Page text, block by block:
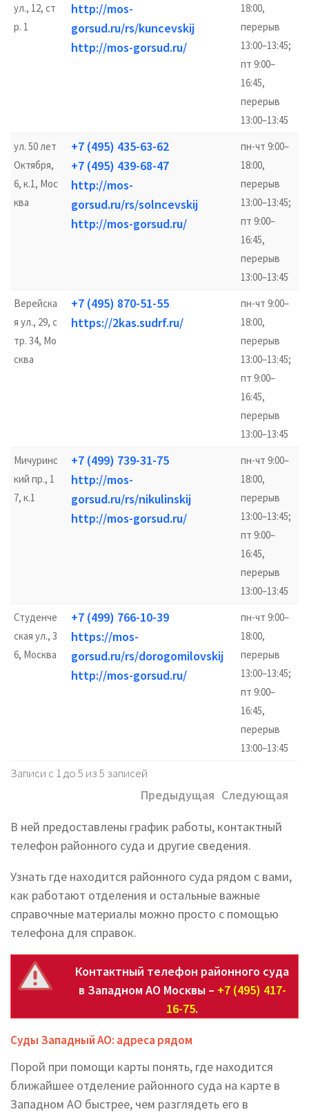
ул., 12, ст
р. 1
http://mos-
gorsud.ru/rs/kuncevskij
http://mos-gorsud.ru/
18:00,
перерыв
13:00–13:45;
пт 9:00–
16:45,
перерыв
13:00–13:45
ул. 50 лет
Октября,
6, к.1, Мос
ква
+7 (495) 435-63-62
+7 (495) 439-68-47
http://mos-
gorsud.ru/rs/solncevskij
http://mos-gorsud.ru/
пн-чт 9:00–
18:00,
перерыв
13:00–13:45;
пт 9:00–
16:45,
перерыв
13:00–13:45
Верейска
я ул., 29, с
тр. 34, Мо
сква
+7 (495) 870-51-55
https://2kas.sudrf.ru/
пн-чт 9:00–
18:00,
перерыв
13:00–13:45;
пт 9:00–
16:45,
перерыв
13:00–13:45
Мичуринс
кий пр., 1
7, к.1
+7 (499) 739-31-75
http://mos-
gorsud.ru/rs/nikulinskij
http://mos-gorsud.ru/
пн-чт 9:00–
18:00,
перерыв
13:00–13:45;
пт 9:00–
16:45,
перерыв
13:00–13:45
Студенче
ская ул., 3
6, Москва
+7 (499) 766-10-39
https://mos-
gorsud.ru/rs/dorogomilovskij
http://mos-gorsud.ru/
пн-чт 9:00–
18:00,
перерыв
13:00–13:45;
пт 9:00–
16:45,
перерыв
13:00–13:45
Записи с 1 до 5 из 5 записей
Предыдущая Следующая
В ней предоставлены график работы, контактный
телефон районного суда и другие сведения.
Узнать где находится районного суда рядом с вами,
как работают отделения и остальные важные
справочные материалы можно просто с помощью
телефона для справок.
Контактный телефон районного суда
в Западном АО Москвы – +7 (495) 417-
16-75.
Суды Западный АО: адреса рядом
Порой при помощи карты понять, где находится
ближайшее отделение районного суда на карте в
Западном АО быстрее, чем разглядеть его в